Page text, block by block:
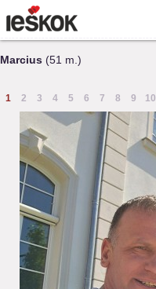
Marcius (51 m.)
1 2 3 4 5 6 7 8 9 10